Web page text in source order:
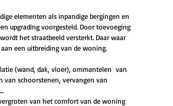
elementen als inpandige bergingen en
upgrading voorgesteld. Door toevoeging
het straatbeeld versterkt. Daar waar
een uitbreiding van de woning.
(wand, dak, vloer), ommantelen van
van schoorstenen, vervangen van
van het comfort van de woning